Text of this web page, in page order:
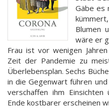
Gäbe es
Blumen
wäre er
Frau ist vor wenigen
Zeit der Pandemie zu
Überlebensplan. Sechs
in die Gegenwart führen
verschaffen ihm
Ende kostbarer erscheinen